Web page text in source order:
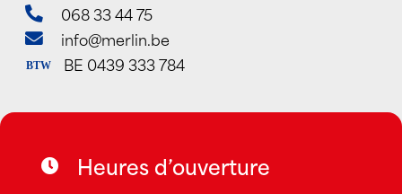
068 33 44 75
info@merlin.be
BTW BE 0439 333 784
Heures d’ouverture